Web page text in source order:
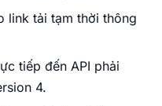
link tải tạm thời thông
tiếp đến API phải
4.